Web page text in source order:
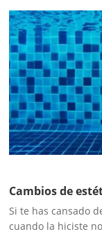
Cambios de
Si te has cansado
cuando la hiciste